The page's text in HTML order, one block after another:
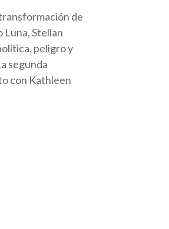
de
Luna, Stellan
peligro y
segunda
con Kathleen